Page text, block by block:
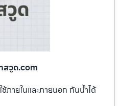
สวูด.com
ภายในและภายนอก กันน้ำได้